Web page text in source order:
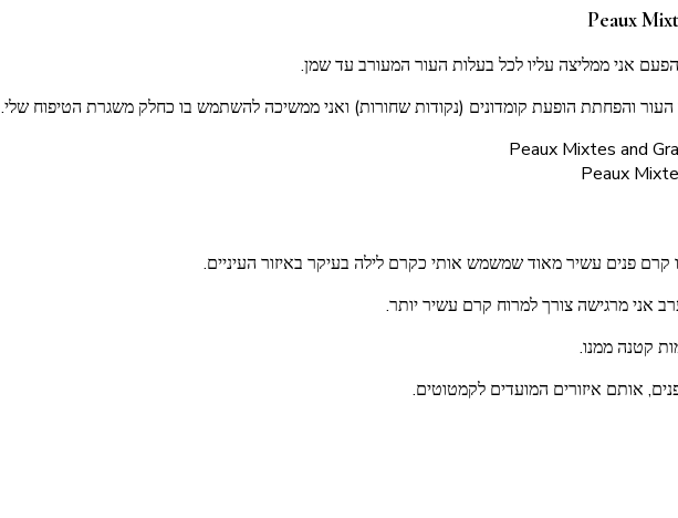
אני ממליצה עליו לכל בעלות העור המעורב עד שמן.
העור והפחתת הופעת קומדונים (נקודות שחורות) ואני ממשיכה להשתמש בו כחלק משגרת הטיפוח שלי.
פנים עשיר מאוד שמשמש אותי כקרם לילה בעיקר באיזור העיניים.
אני מרגישה צורך למרוח קרם עשיר יותר.
קטנה ממנו.
אותם איזורים המועדים לקמטוטים.